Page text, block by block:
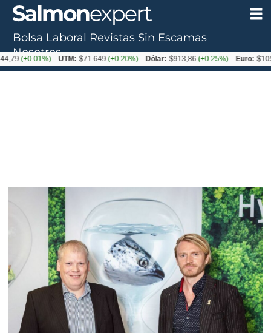
Bolsa Laboral Revistas Sin Escamas
Nosotros
UTM: $71.649(+0.20%) Dólar: $913,86(+0.25%) Euro: $1053,08(-